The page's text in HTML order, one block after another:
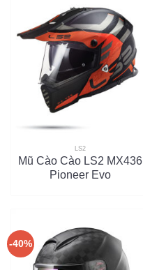
LS2
Mũ Cào Cào LS2 MX436
Pioneer Evo
-40%